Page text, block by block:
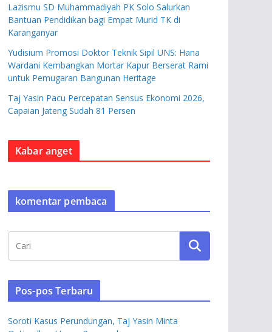
Lazismu SD Muhammadiyah PK Solo Salurkan
Bantuan Pendidikan bagi Empat Murid TK di
Karanganyar
Yudisium Promosi Doktor Teknik Sipil UNS: Hana
Wardani Kembangkan Mortar Kapur Berserat Rami
untuk Pemugaran Bangunan Heritage
Taj Yasin Pacu Percepatan Sensus Ekonomi 2026,
Capaian Jateng Sudah 81 Persen
Kabar anget
komentar pembaca
Pos-pos Terbaru
Soroti Kasus Perundungan, Taj Yasin Minta